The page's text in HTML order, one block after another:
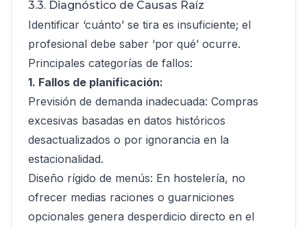
3.3. Diagnóstico de Causas Raíz
Identificar ‘cuánto’ se tira es insuficiente; el
profesional debe saber ‘por qué’ ocurre.
Principales categorías de fallos:
1. Fallos de planificación:
Previsión de demanda inadecuada: Compras
excesivas basadas en datos históricos
desactualizados o por ignorancia en la
estacionalidad.
Diseño rígido de menús: En hostelería, no
ofrecer medias raciones o guarniciones
opcionales genera desperdicio directo en el